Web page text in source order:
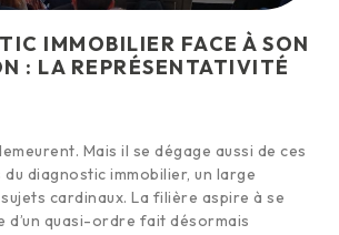
IMMOBILIER FACE À SON
: LA REPRÉSENTATIVITÉ
Mais il se dégage aussi de ces
diagnostic immobilier, un large
cardinaux. La filière aspire à se
d’un quasi-ordre fait désormais